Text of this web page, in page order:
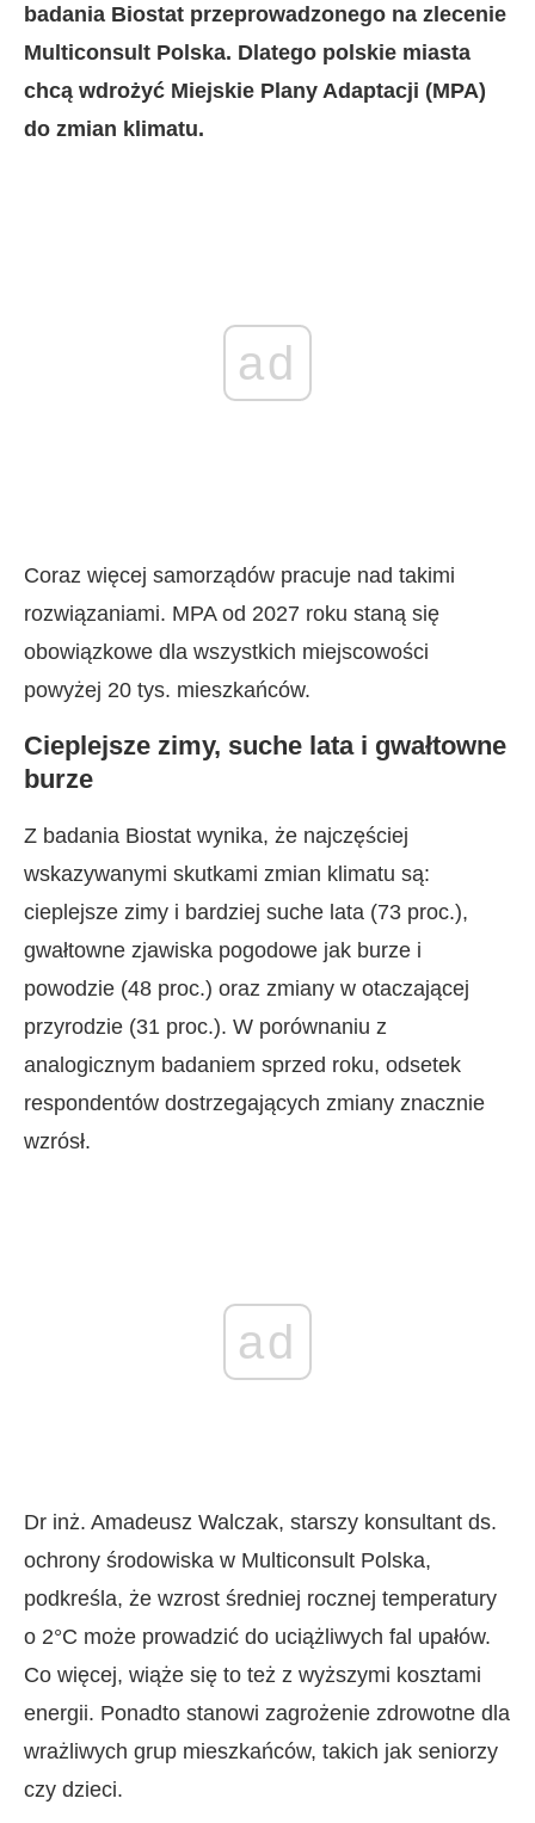
badania Biostat przeprowadzonego na zlecenie
Multiconsult Polska. Dlatego polskie miasta
chcą wdrożyć Miejskie Plany Adaptacji (MPA)
do zmian klimatu.
ad
Coraz więcej samorządów pracuje nad takimi
rozwiązaniami. MPA od 2027 roku staną się
obowiązkowe dla wszystkich miejscowości
powyżej 20 tys. mieszkańców.
Cieplejsze zimy, suche lata i gwałtowne
burze
Z badania Biostat wynika, że najczęściej
wskazywanymi skutkami zmian klimatu są:
cieplejsze zimy i bardziej suche lata (73 proc.),
gwałtowne zjawiska pogodowe jak burze i
powodzie (48 proc.) oraz zmiany w otaczającej
przyrodzie (31 proc.). W porównaniu z
analogicznym badaniem sprzed roku, odsetek
respondentów dostrzegających zmiany znacznie
wzrósł.
ad
Dr inż. Amadeusz Walczak, starszy konsultant ds.
ochrony środowiska w Multiconsult Polska,
podkreśla, że wzrost średniej rocznej temperatury
o 2°C może prowadzić do uciążliwych fal upałów.
Co więcej, wiąże się to też z wyższymi kosztami
energii. Ponadto stanowi zagrożenie zdrowotne dla
wrażliwych grup mieszkańców, takich jak seniorzy
czy dzieci.